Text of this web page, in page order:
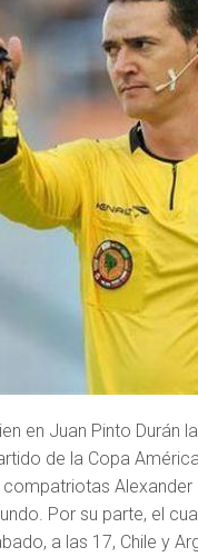
en Juan Pinto Durán
de la Copa
Por su parte, el
a las 17, Chile y